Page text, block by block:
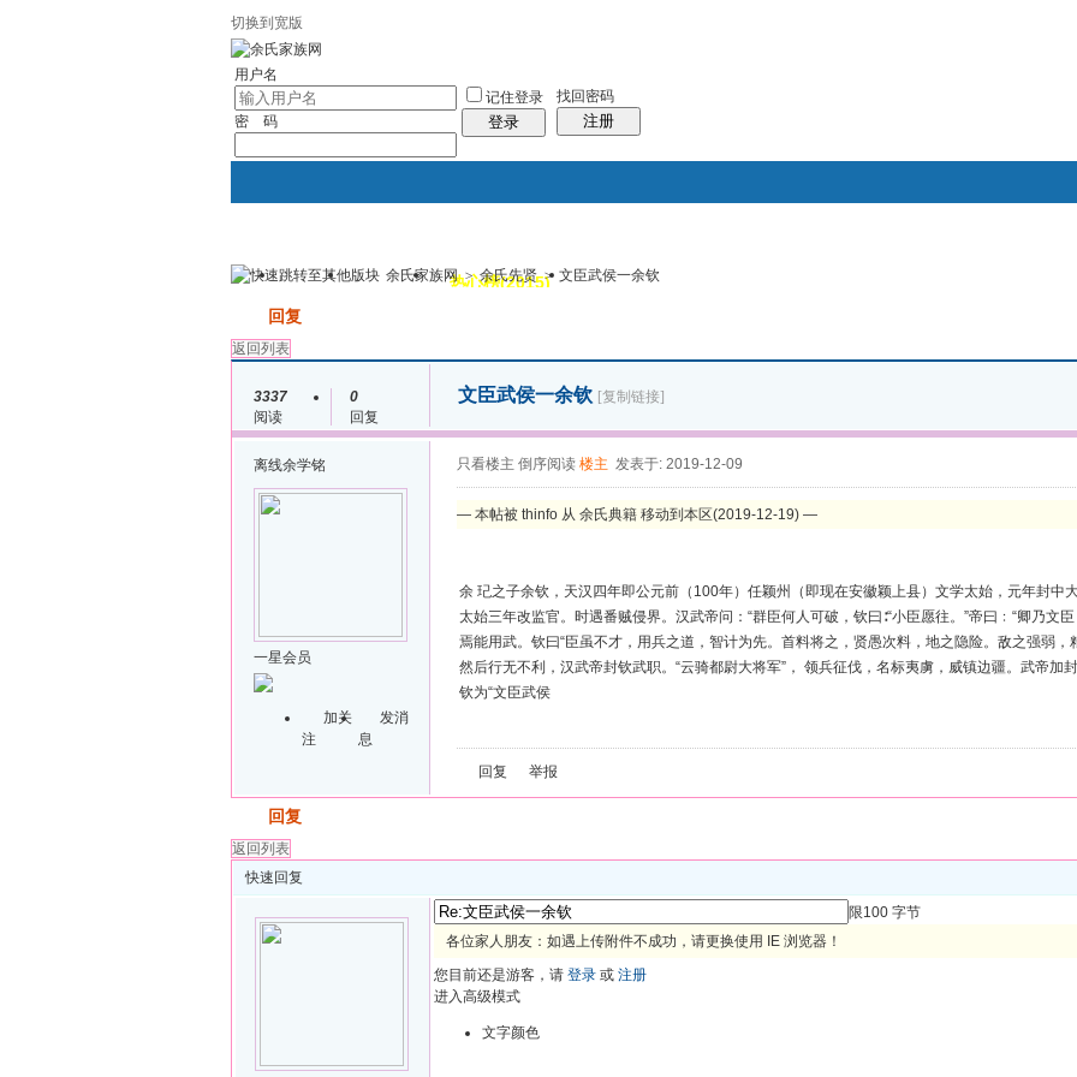
切换到宽版
用户名
密 码
记住登录
登录
找回密码
注册
我的 讨论区 热心榜(2015) 风采堂
余氏家族网 > 余氏先贤 > 文臣武侯一余钦
回复
返回列表
3337
阅读
0
回复
文臣武侯一余钦 [复制链接]
离线余学铭
一星会员
加关
注
发消
息
只看楼主 倒序阅读 楼主 发表于: 2019-12-09
— 本帖被 thinfo 从 余氏典籍 移动到本区(2019-12-19) —
余 玘之子余钦，天汉四年即公元前（100年）任颖州（即现在安徽颖上县）文学太始，元年封中
太始三年改监官。时遇番贼侵界。汉武帝问：“群臣何人可破，钦曰∶“小臣愿往。”帝曰﹕“卿乃文
焉能用武。钦曰“臣虽不才，用兵之道，智计为先。首料将之，贤愚次料，地之隐险。敌之强弱，
然后行无不利，汉武帝封钦武职。“云骑都尉大将军”， 领兵征伐，名标夷虜，威镇边疆。武帝加
钦为“文臣武侯
回复 举报
回复
返回列表
快速回复
限100 字节
各位家人朋友：如遇上传附件不成功，请更换使用 IE 浏览器！
您目前还是游客，请 登录 或 注册
进入高级模式
文字颜色